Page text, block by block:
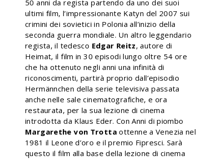
50 anni da regista partendo da uno dei suoi
ultimi film, l’impressionante Katyn del 2007 sui
crimini dei sovietici in Polonia all’inizio della
seconda guerra mondiale. Un altro leggendario
regista, il tedesco Edgar Reitz, autore di
Heimat, il film in 30 episodi lungo oltre 54 ore
che ha ottenuto negli anni una infinità di
riconoscimenti, partirà proprio dall’episodio
Hermännchen della serie televisiva passata
anche nelle sale cinematografiche, e ora
restaurata, per la sua lezione di cinema
introdotta da Klaus Eder. Con Anni di piombo
Margarethe von Trottaottenne a Venezia nel
1981 il Leone d’oro e il premio Fipresci. Sarà
questo il film alla base della lezione di cinema